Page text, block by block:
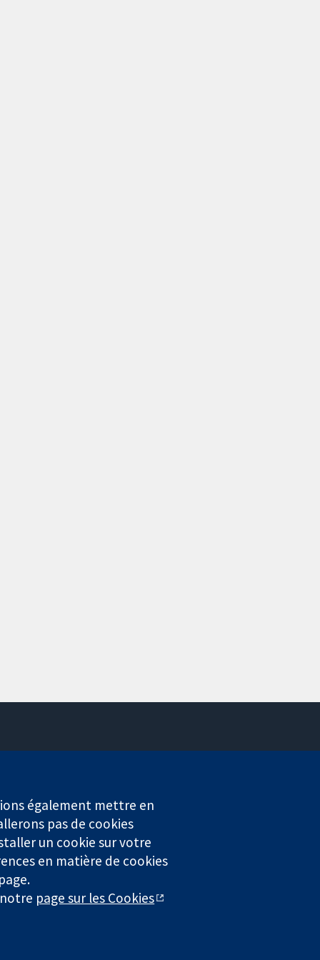
Service de presse
Qui sommes-nous
Offres d'emploi
Cochrane Library
enregistrée en Angleterre et au Pays de Galles. Numéro de
également mettre en
pas de cookies
un cookie sur votre
en matière de cookies
page sur les Cookies